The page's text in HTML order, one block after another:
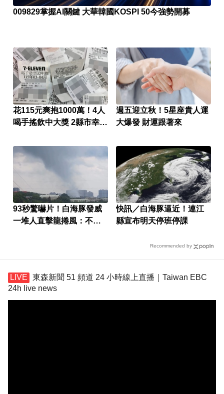
009829掌握AI關鍵 大華韓國KOSPI 50今強勢開募
花115元爽抱1000萬！4人
喝手搖飲中大獎 2縣市幸運
週五迎立秋！5星座貴人運
大爆發 財運跟著來
93秒驚嚇片！白海豚發威
一堆人直擊龍捲風：不敢
快訊／白海豚逼近！連江
縣宣布明天停班停課
Recommended by
東森新聞 51 頻道 24 小時線上直播｜Taiwan EBC
24h live news